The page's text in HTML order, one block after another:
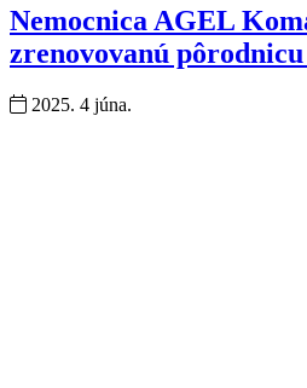
Nemocnica AGEL
zrenovovanú
2025. 4 júna.